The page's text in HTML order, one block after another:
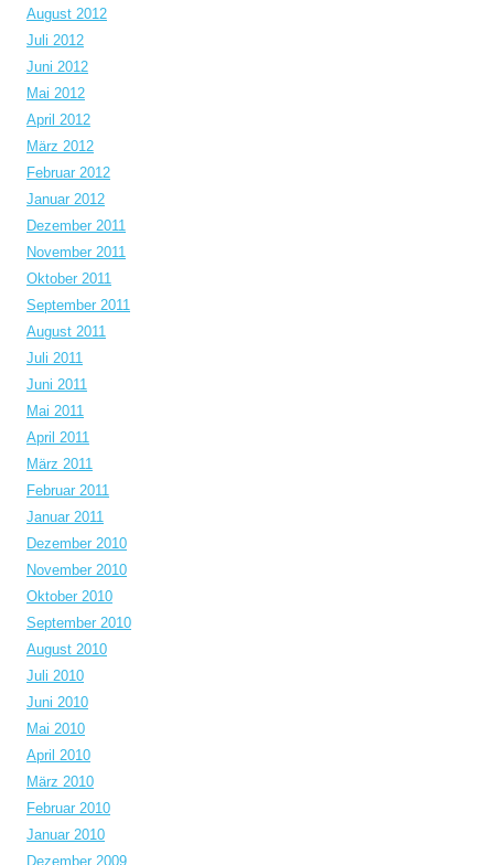
August 2012
Juli 2012
Juni 2012
Mai 2012
April 2012
März 2012
Februar 2012
Januar 2012
Dezember 2011
November 2011
Oktober 2011
September 2011
August 2011
Juli 2011
Juni 2011
Mai 2011
April 2011
März 2011
Februar 2011
Januar 2011
Dezember 2010
November 2010
Oktober 2010
September 2010
August 2010
Juli 2010
Juni 2010
Mai 2010
April 2010
März 2010
Februar 2010
Januar 2010
Dezember 2009